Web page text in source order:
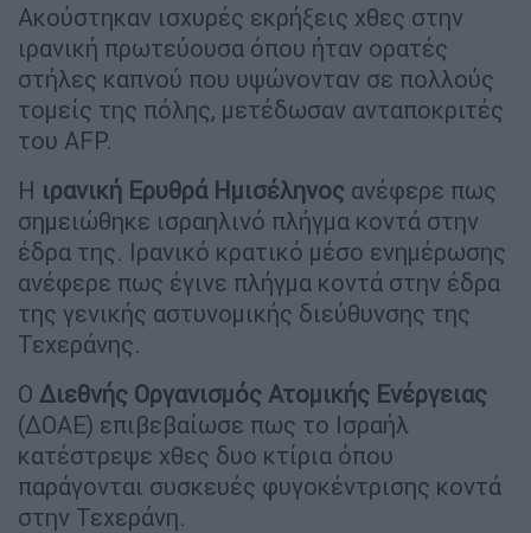
Ακούστηκαν ισχυρές εκρήξεις χθες στην
ιρανική πρωτεύουσα όπου ήταν ορατές
στήλες καπνού που υψώνονταν σε πολλούς
τομείς της πόλης, μετέδωσαν ανταποκριτές
του AFP.
Η ιρανική Ερυθρά Ημισέληνος ανέφερε πως
σημειώθηκε ισραηλινό πλήγμα κοντά στην
έδρα της. Ιρανικό κρατικό μέσο ενημέρωσης
ανέφερε πως έγινε πλήγμα κοντά στην έδρα
της γενικής αστυνομικής διεύθυνσης της
Τεχεράνης.
Ο Διεθνής Οργανισμός Ατομικής Ενέργειας
(ΔΟΑΕ) επιβεβαίωσε πως το Ισραήλ
κατέστρεψε χθες δυο κτίρια όπου
παράγονται συσκευές φυγοκέντρισης κοντά
στην Τεχεράνη.